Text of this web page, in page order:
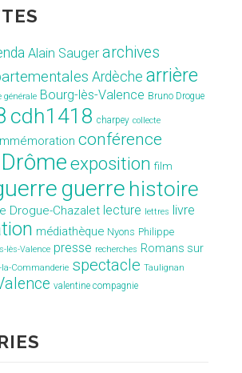
Alain Sauger archives
Ardèche arrière
générale Bourg-lès-Valence Bruno Drogue
cdh1418 charpey collecte
conférence
Drômeexposition film
guerre histoire
Drogue-Chazalet lecture lettres livre
médiathèque Nyons Philippe
lès-Valence presse recherches Romans sur
Commanderie spectacle Taulignan
valentine compagnie